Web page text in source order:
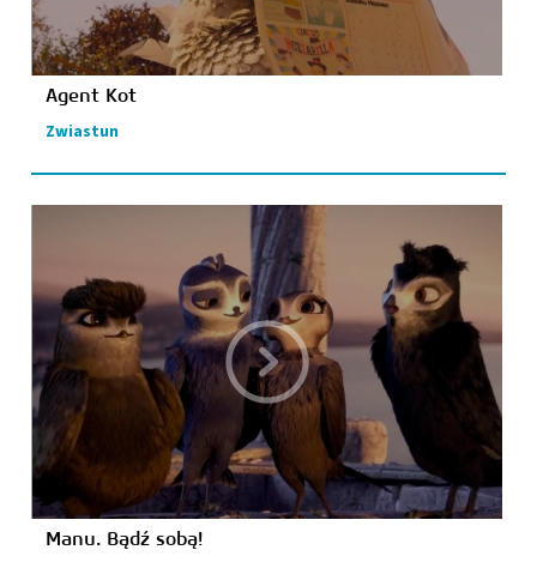
Agent Kot
Zwiastun
Manu. Bądź sobą!